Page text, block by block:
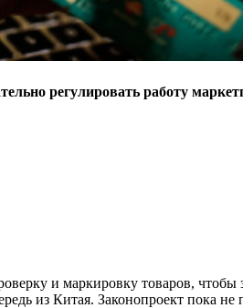
регулировать работу
и маркировку товаров,
из Китая. Законопроект пока